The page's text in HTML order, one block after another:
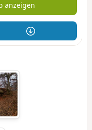
anzeigen